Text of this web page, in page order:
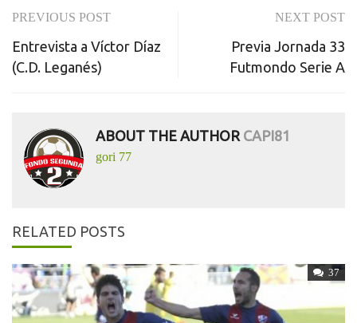
Post
navigation
PREVIOUS POST
Entrevista a Víctor Díaz
(C.D. Leganés)
NEXT POST
Previa Jornada 33
Futmondo Serie A
ABOUT THE AUTHOR CAPI81
gori 77
RELATED POSTS
37